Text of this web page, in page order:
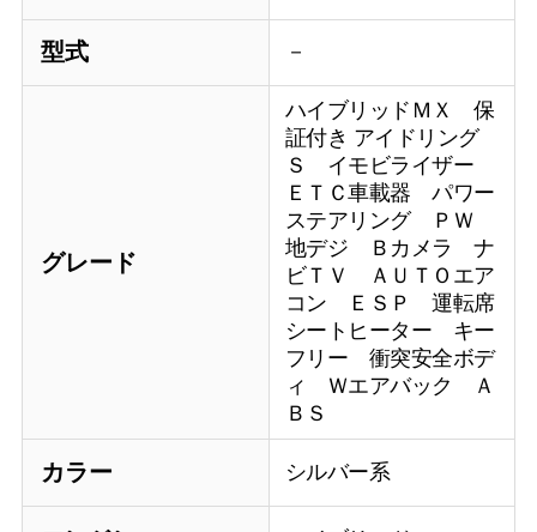
型式 －
グレード
ハイブリッドＭＸ 保
証付き アイドリング
Ｓ イモビライザー
ＥＴＣ車載器 パワー
ステアリング ＰＷ
地デジ Ｂカメラ ナ
ビＴＶ ＡＵＴＯエア
コン ＥＳＰ 運転席
シートヒーター キー
フリー 衝突安全ボデ
ィ Ｗエアバック Ａ
ＢＳ
カラー シルバー系